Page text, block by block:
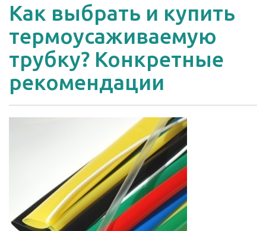
Как выбрать и купить
термоусаживаемую
трубку? Конкретные
рекомендации